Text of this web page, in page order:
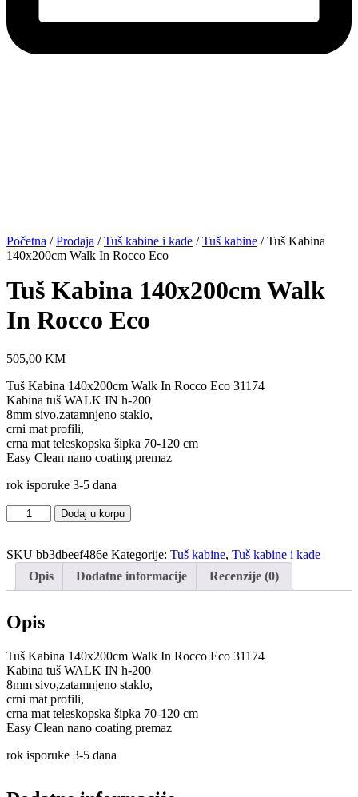
Početna /Prodaja /Tuš kabine i kade /Tuš kabine / Tuš Kabina
140x200cm Walk In Rocco Eco
Tuš Kabina 140x200cm Walk
In Rocco Eco
505,00 KM
Tuš Kabina 140x200cm Walk In Rocco Eco 31174
Kabina tuš WALK IN h-200
8mm sivo,zatamnjeno staklo,
crni mat profili,
crna mat teleskopska šipka 70-120 cm
Easy Clean nano coating premaz
rok isporuke 3-5 dana
Kabina
Walk
Rocco
količina
Dodaj u korpu
SKU bb3dbeef486e Kategorije: Tuš kabine, Tuš kabine i kade
Opis
Dodatne informacije Recenzije (0)
Opis
Tuš Kabina 140x200cm Walk In Rocco Eco 31174
Kabina tuš WALK IN h-200
8mm sivo,zatamnjeno staklo,
crni mat profili,
crna mat teleskopska šipka 70-120 cm
Easy Clean nano coating premaz
rok isporuke 3-5 dana